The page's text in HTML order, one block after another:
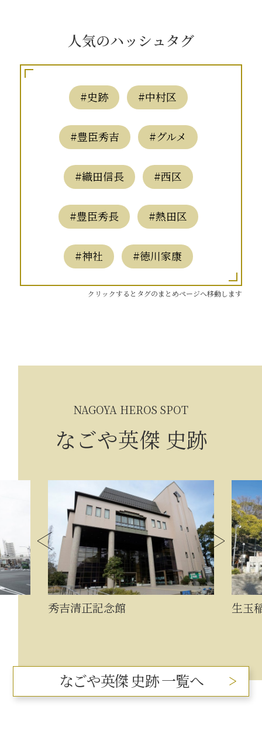
人気のハッシュタグ
#史跡 #中村区
#豊臣秀吉 #グルメ
#織田信長 #西区
#豊臣秀長 #熱田区
#神社 #徳川家康
クリックするとタグのまとめページへ移動します
NAGOYA HEROS SPOT
なごや英傑 史跡
秀吉清正記念館 生玉
なごや英傑 史跡 一覧へ